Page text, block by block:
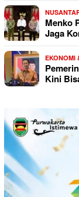
Menko
Jaga
EKONOMI
Kini